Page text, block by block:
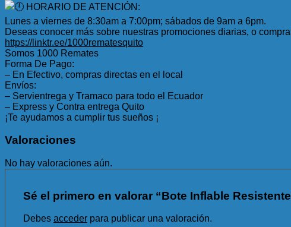
HORARIO DE ATENCIÓN:
Lunes a viernes de 8:30am a 7:00pm; sábados de 9am a 6pm.
Deseas conocer más sobre nuestras promociones diarias, o
https://linktr.ee/1000rematesquito
Somos 1000 Remates
Forma De Pago:
– En Efectivo, compras directas en el local
Envíos:
– Servientrega y Tramaco para todo el Ecuador
– Express y Contra entrega Quito
¡Te ayudamos a cumplir tus sueños ¡
Valoraciones
No hay valoraciones aún.
Sé el primero en valorar “Bote Inflable
Debes acceder para publicar una valoración.